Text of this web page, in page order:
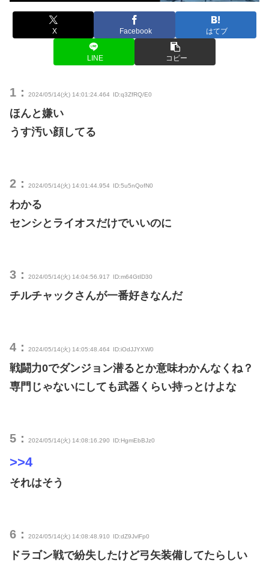
X Facebook はてブ
LINE コピー
1： 2024/05/14(火) 14:01:24.464 ID:q3ZfRQ/E0
ほんと嫌い
うす汚い顔してる
2： 2024/05/14(火) 14:01:44.954 ID:5u5nQofN0
わかる
センシとライオスだけでいいのに
3： 2024/05/14(火) 14:04:56.917 ID:m64GtID30
チルチャックさんが一番好きなんだ
4： 2024/05/14(火) 14:05:48.464 ID:iOdJJYXW0
戦闘力0でダンジョン潜るとか意味わかんなくね？
専門じゃないにしても武器くらい持っとけよな
5： 2024/05/14(火) 14:08:16.290 ID:HgmEbBJz0
>>4
それはそう
6： 2024/05/14(火) 14:08:48.910 ID:dZ9JvlFp0
ドラゴン戦で紛失したけど弓矢装備してたらしい